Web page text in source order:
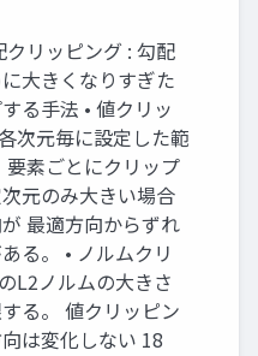
リッピング : 勾配
大きくなりすぎた
る手法 • 値クリッ
次元毎に設定した範
要素ごとにクリップ
元のみ大きい場合
最適方向からずれ
る。 • ノルムクリ
L2ノルムの大きさ
る。 値クリッピン
は変化しない 18